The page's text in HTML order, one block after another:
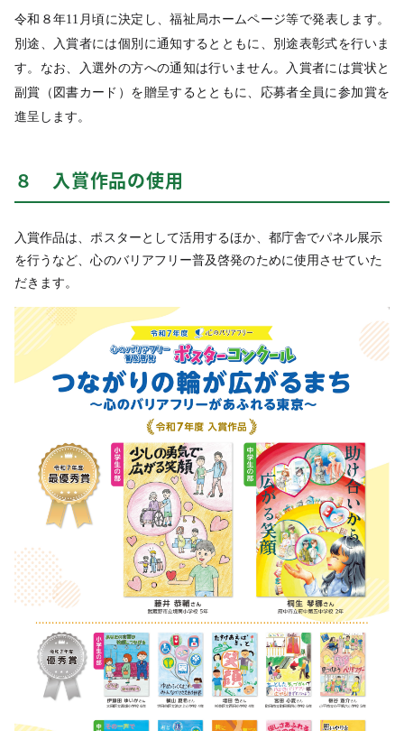
令和８年11月頃に決定し、福祉局ホームページ等で発表します。
別途、入賞者には個別に通知するとともに、別途表彰式を行いま
す。なお、入選外の方への通知は行いません。入賞者には賞状と
副賞（図書カード）を贈呈するとともに、応募者全員に参加賞を
進呈します。
８ 入賞作品の使用
入賞作品は、ポスターとして活用するほか、都庁舎でパネル展示
を行うなど、心のバリアフリー普及啓発のために使用させていた
だきます。